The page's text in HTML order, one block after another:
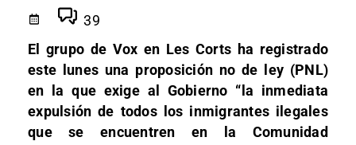
39
El grupo de Vox en Les Corts ha registrado
este lunes una proposición no de ley (PNL)
en la que exige al Gobierno “la inmediata
expulsión de todos los inmigrantes ilegales
que se encuentren en la Comunidad